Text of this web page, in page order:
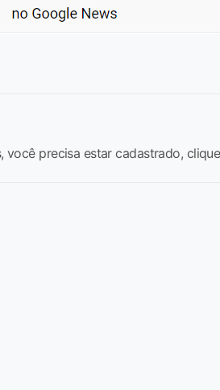
você precisa estar cadastrado, clique